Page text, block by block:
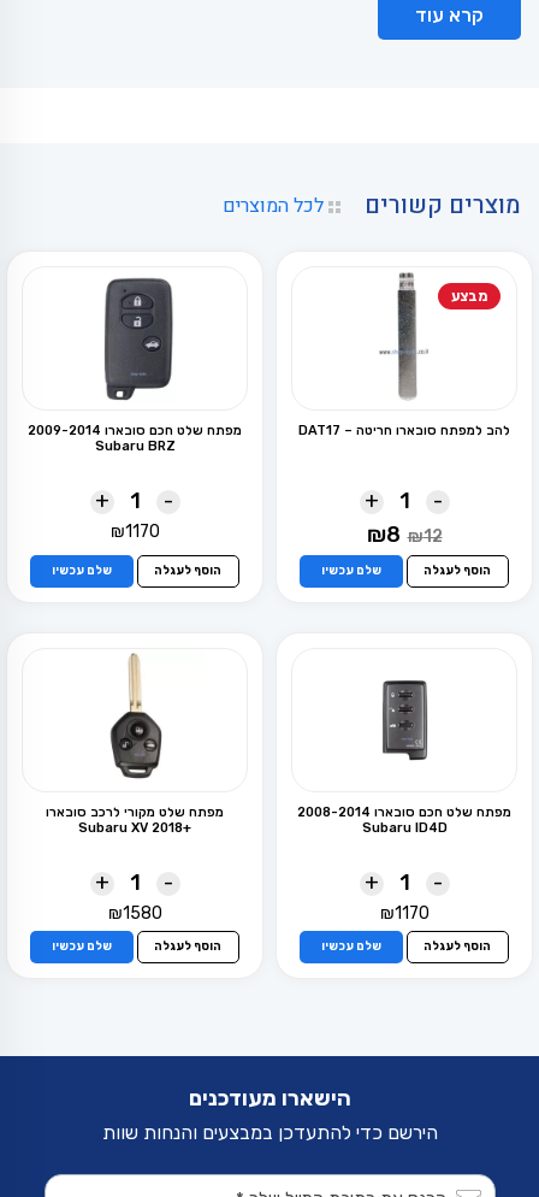
קרא עוד
מוצרים קשורים לכל המוצרים
מבצע
להב למפתח סובארו חריטה – DAT17
-
+
₪12
המחיר
היה:
₪12.
₪8
הוא:
₪8.
הוסף לעגלה שלם עכשיו
מפתח שלט חכם סובארו 2009-2014
Subaru BRZ
-
+
₪1170
הוסף לעגלה שלם עכשיו
מפתח שלט חכם סובארו 2008-2014
Subaru ID4D
-
+
₪1170
הוסף לעגלה שלם עכשיו
מפתח שלט מקורי לרכב סובארו
+Subaru XV 2018
-
+
₪1580
הוסף לעגלה שלם עכשיו
הישארו מעודכנים
הירשם כדי להתעדכן במבצעים והנחות שוות